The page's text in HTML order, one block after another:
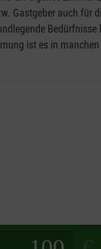
selbst?
mit der
Gastgeber auch für
Bedürfnisse
ist es in
von enormer
Gemeinschaft
und haben Fragen?